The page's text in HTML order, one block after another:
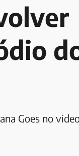
Goes no